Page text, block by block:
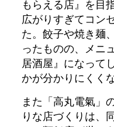
もらえる店』を目
広がりすぎてコン
た。餃子や焼き麺
ったものの、メニ
居酒屋』になって
かが分かりにくく
また「高丸電氣」
りな店づくりは、